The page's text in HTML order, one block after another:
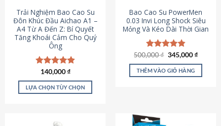
Trải Nghiệm Bao Cao Su
Đôn Khúc Đầu Aichao A1 –
A4 Từ A Đến Z: Bí Quyết
Tăng Khoái Cảm Cho Quý
Ông
Được xếp
hạng4.88
5 sao
140,000₫
LỰA CHỌN TÙY CHỌN
Bao Cao Su PowerMen
0.03 Invi Long Shock Siêu
Mỏng Và Kéo Dài Thời Gian
Được xếp
hạng4.85
5 sao
500,000₫ Giá
là:
500,000 ₫.
345,000₫Giá
tại
THÊM VÀO GIỎ HÀNG